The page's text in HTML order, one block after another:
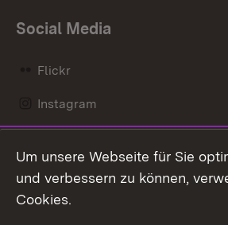
Social Media
Flickr
Instagram
Mastodon
Messenger
Um unsere Webseite für Sie
und verbessern zu können,
Cookies.